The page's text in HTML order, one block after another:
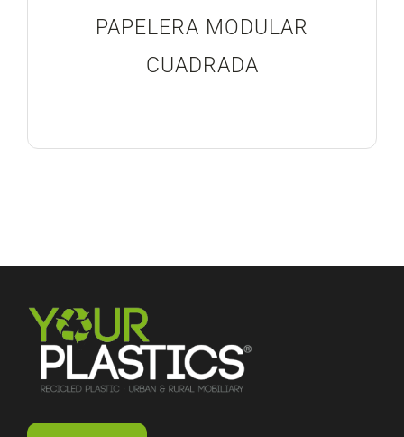
PAPELERA MODULAR
CUADRADA